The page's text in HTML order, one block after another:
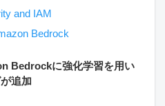
and IAM
Bedrock
Bedrockに強化学習を用い
追加